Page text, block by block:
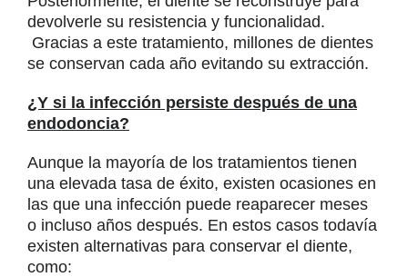
devolverle su resistencia y funcionalidad.
Gracias a este tratamiento, millones de dientes
se conservan cada año evitando su extracción.
¿Y si la infección persiste después de una
endodoncia?
Aunque la mayoría de los tratamientos tienen
una elevada tasa de éxito, existen ocasiones en
las que una infección puede reaparecer meses
o incluso años después. En estos casos todavía
existen alternativas para conservar el diente,
como: